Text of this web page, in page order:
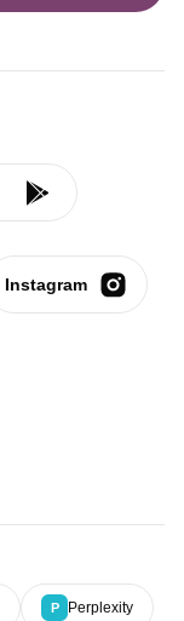
Instagram
P Perplexity